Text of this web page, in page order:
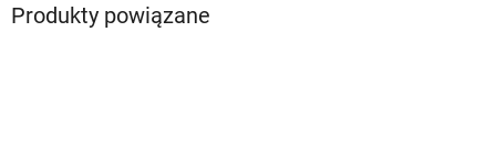
Produkty powiązane